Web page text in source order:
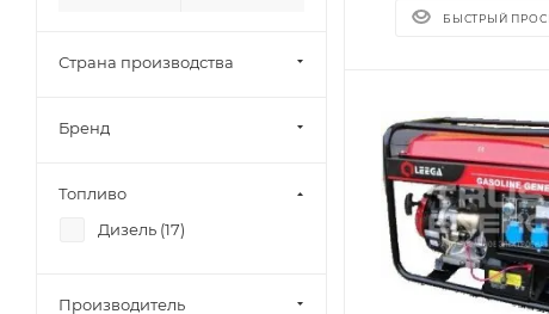
БЫСТРЫЙ
Страна производства
Бренд
Топливо
Дизель (17)
Производитель